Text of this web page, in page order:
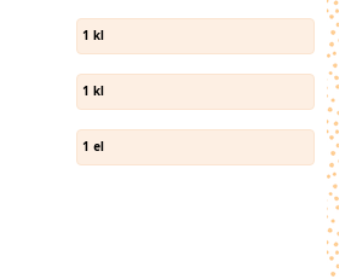
1 kl
1 kl
1 el